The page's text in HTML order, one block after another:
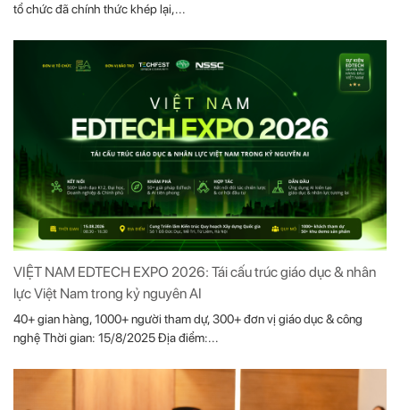
tổ chức đã chính thức khép lại,...
VIỆT NAM EDTECH EXPO 2026: Tái cấu trúc giáo dục & nhân
lực Việt Nam trong kỷ nguyên AI
40+ gian hàng, 1000+ người tham dự, 300+ đơn vị giáo dục & công
nghệ Thời gian: 15/8/2025 Địa điểm:...